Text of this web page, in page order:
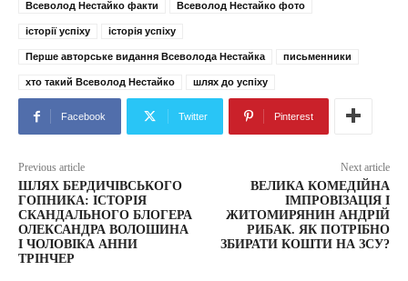
Всеволод Нестайко факти Всеволод Нестайко фото
історії успіху історія успіху
Перше авторське видання Всеволода Нестайка письменники
хто такий Всеволод Нестайко шлях до успіху
Facebook Twitter Pinterest
Previous article
ШЛЯХ БЕРДИЧІВСЬКОГО
ГОПНИКА: ІСТОРІЯ
СКАНДАЛЬНОГО БЛОГЕРА
ОЛЕКСАНДРА ВОЛОШИНА
І ЧОЛОВІКА АННИ
ТРІНЧЕР
Next article
ВЕЛИКА КОМЕДІЙНА
ІМПРОВІЗАЦІЯ І
ЖИТОМИРЯНИН АНДРІЙ
РИБАК. ЯК ПОТРІБНО
ЗБИРАТИ КОШТИ НА ЗСУ?